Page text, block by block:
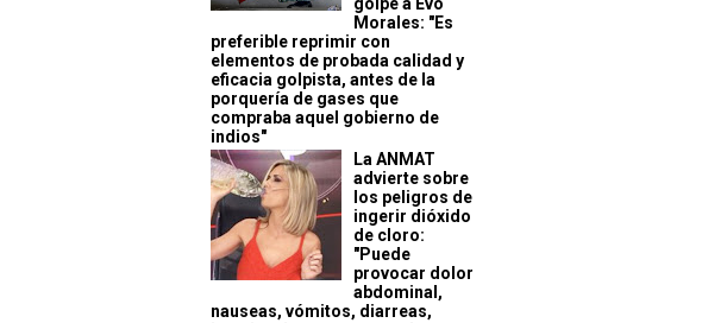
Morales: "Es
preferible reprimir con
elementos de probada calidad y
eficacia golpista, antes de la
porquería de gases que
compraba aquel gobierno de
indios"
La ANMAT
advierte sobre
los peligros de
ingerir dióxido
de cloro:
"Puede
provocar dolor
abdominal,
nauseas, vómitos, diarreas,